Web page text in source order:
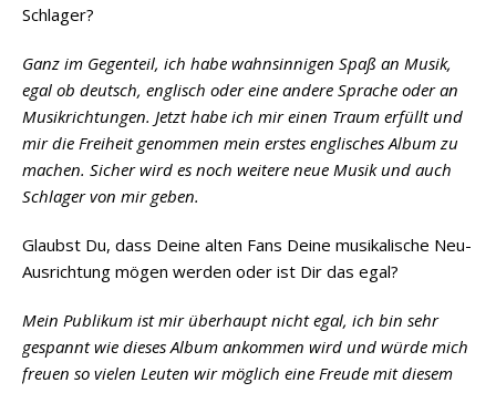
Schlager?
Ganz im Gegenteil, ich habe wahnsinnigen Spaß an Musik,
egal ob deutsch, englisch oder eine andere Sprache oder an
Musikrichtungen. Jetzt habe ich mir einen Traum erfüllt und
mir die Freiheit genommen mein erstes englisches Album zu
machen. Sicher wird es noch weitere neue Musik und auch
Schlager von mir geben.
Glaubst Du, dass Deine alten Fans Deine musikalische Neu-
Ausrichtung mögen werden oder ist Dir das egal?
Mein Publikum ist mir überhaupt nicht egal, ich bin sehr
gespannt wie dieses Album ankommen wird und würde mich
freuen so vielen Leuten wir möglich eine Freude mit diesem